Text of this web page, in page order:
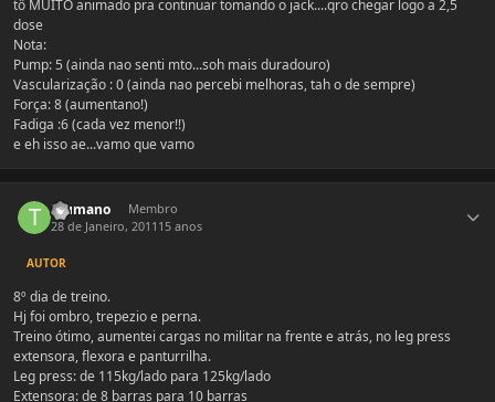
tô MUITO animado pra continuar tomando o jack....qro chegar logo a 2,5
dose
Nota:
Pump: 5 (ainda nao senti mto...soh mais duradouro)
Vascularização : 0 (ainda nao percebi melhoras, tah o de sempre)
Força: 8 (aumentano!)
Fadiga :6 (cada vez menor!!)
e eh isso ae...vamo que vamo
Tsumano
Membro
28 de Janeiro, 2011 15 anos
AUTOR
8º dia de treino.
Hj foi ombro, trepezio e perna.
Treino ótimo, aumentei cargas no militar na frente e atrás, no leg press
extensora, flexora e panturrilha.
Leg press: de 115kg/lado para 125kg/lado
Extensora: de 8 barras para 10 barras